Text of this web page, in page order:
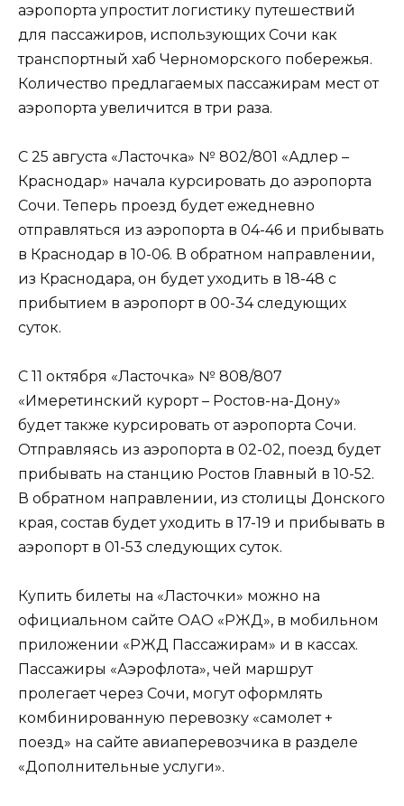
аэропорта упростит логистику путешествий
для пассажиров, использующих Сочи как
транспортный хаб Черноморского побережья.
Количество предлагаемых пассажирам мест от
аэропорта увеличится в три раза.
С 25 августа «Ласточка» № 802/801 «Адлер –
Краснодар» начала курсировать до аэропорта
Сочи. Теперь проезд будет ежедневно
отправляться из аэропорта в 04-46 и прибывать
в Краснодар в 10-06. В обратном направлении,
из Краснодара, он будет уходить в 18-48 с
прибытием в аэропорт в 00-34 следующих
суток.
С 11 октября «Ласточка» № 808/807
«Имеретинский курорт – Ростов-на-Дону»
будет также курсировать от аэропорта Сочи.
Отправляясь из аэропорта в 02-02, поезд будет
прибывать на станцию Ростов Главный в 10-52.
В обратном направлении, из столицы Донского
края, состав будет уходить в 17-19 и прибывать в
аэропорт в 01-53 следующих суток.
Купить билеты на «Ласточки» можно на
официальном сайте ОАО «РЖД», в мобильном
приложении «РЖД Пассажирам» и в кассах.
Пассажиры «Аэрофлота», чей маршрут
пролегает через Сочи, могут оформлять
комбинированную перевозку «самолет +
поезд» на сайте авиаперевозчика в разделе
«Дополнительные услуги».